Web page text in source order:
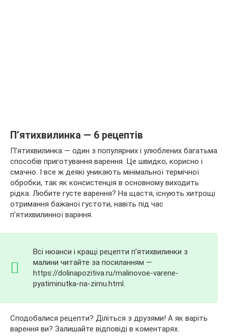
П’ятихвилинка — 6 рецептів
П’ятихвилинка — один з популярних і улюблених багатьма
способів приготування варення. Це швидко, корисно і
смачно. І все ж деякі уникають мінімальної термічної
обробки, так як консистенція в основному виходить
рідка. Любите густе варення? На щастя, існують хитрощі
отримання бажаної густоти, навіть під час
п’ятихвилинної варіння.
Всі нюанси і кращі рецепти п’ятихвилинки з
малини читайте за посиланням —
https://dolinapozitiva.ru/malinovoe-varene-
pyatiminutka-na-zimu.html.
Сподобалися рецепти? Діліться з друзями! А як варіть
варення ви? Залишайте відповіді в коментарях.